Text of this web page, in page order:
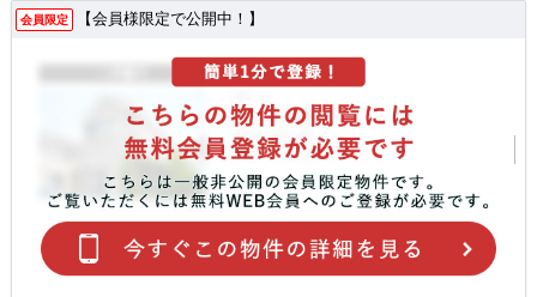
会員限定 【会員様限定で公開中！】